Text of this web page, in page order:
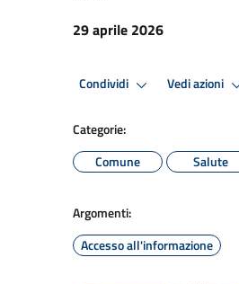
29 aprile 2026
Condividi Vedi azioni
Categorie:
Comune
Salute
Argomenti:
Accesso all'informazione